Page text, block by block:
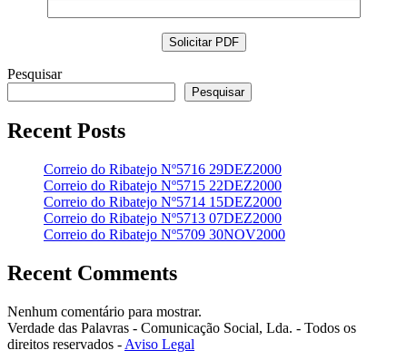
Pesquisar
Pesquisar
Recent Posts
Correio do Ribatejo Nº5716 29DEZ2000
Correio do Ribatejo Nº5715 22DEZ2000
Correio do Ribatejo Nº5714 15DEZ2000
Correio do Ribatejo Nº5713 07DEZ2000
Correio do Ribatejo Nº5709 30NOV2000
Recent Comments
Nenhum comentário para mostrar.
Verdade das Palavras - Comunicação Social, Lda. - Todos os
direitos reservados - Aviso Legal